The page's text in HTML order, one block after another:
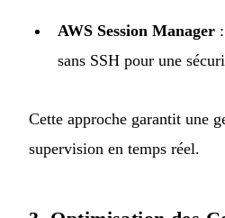
AWS Session Manager
sans SSH pour une
Cette approche garantit une
supervision en temps réel.